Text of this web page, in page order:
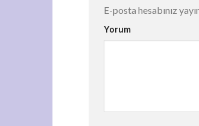
E-posta hesabınız
Yorum